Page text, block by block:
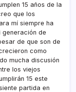
15 años de la
que los
mí­ siempre ha
generación de
de que son de
como
mucha discusión
los viejos
15 este
partida en